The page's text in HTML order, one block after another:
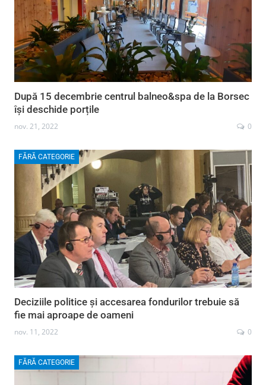
După 15 decembrie centrul balneo&spa de la Borsec
își deschide porțile
nov. 21, 2022 0
FĂRĂ CATEGORIE
Deciziile politice și accesarea fondurilor trebuie să
fie mai aproape de oameni
nov. 11, 2022 0
FĂRĂ CATEGORIE